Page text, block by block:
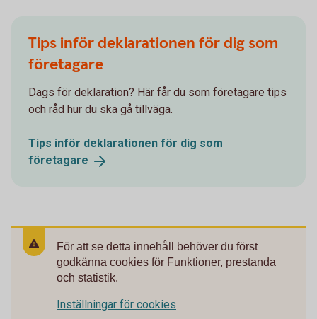
Tips inför deklarationen för dig som
företagare
Dags för deklaration? Här får du som företagare tips
och råd hur du ska gå tillväga.
Tips inför deklarationen för dig som
företagare
För att se detta innehåll behöver du först
godkänna cookies för Funktioner, prestanda
och statistik.
Inställningar för cookies